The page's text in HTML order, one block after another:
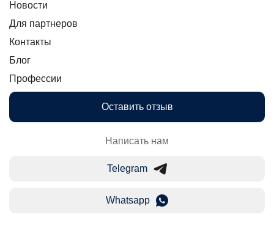
Новости
Для партнеров
Контакты
Блог
Профессии
Оставить отзыв
Написать нам
Telegram
Whatsapp